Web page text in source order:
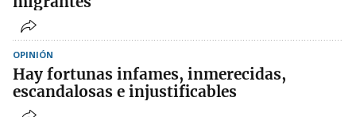
OPINIÓN
Hay fortunas infames, inmerecidas,
escandalosas e injustificables